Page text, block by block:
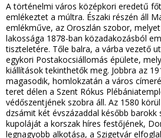
A történelmi város középkori eredetű
emlékeztet a múltra. Északi részén áll
emlékműve, az Oroszlán szobor,
lakossága 1878-ban közadakozásból
tiszteletére. Tőle balra, a várba vezető
egykori Postakocsiállomás épülete,
kiállítások tekinthetők meg. Jobbra az
magasodik, homlokzatán a város
teret délen a Szent Rókus
védőszentjének szobra áll. Az 1580
dzsámit két évszázaddal később
kupoláját a korszak híres festőjének,
legnagyobb alkotása, a Szigetvár